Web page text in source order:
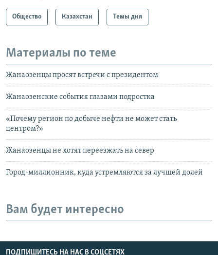
Общество Казахстан Темы дня
Материалы по теме
Жанаозенцы просят встречи с президентом
Жанаозенские события глазами подростка
«Почему регион по добыче нефти не может стать
центром?»
Жанаозенцы не хотят переезжать на север
Город-миллионник, куда устремляются за лучшей долей
Вам будет интересно
ПОДПИШИТЕСЬ НА НАС В СОЦСЕТЯХ